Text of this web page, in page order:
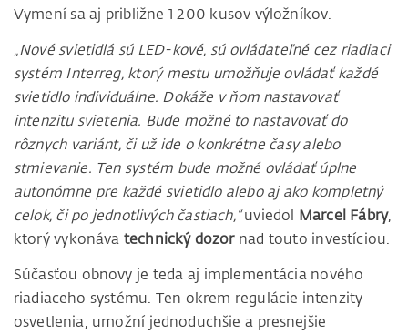
Vymení sa aj približne 1 200 kusov výložníkov.
„Nové svietidlá sú LED-kové, sú ovládateľné cez riadiaci
systém Interreg, ktorý mestu umožňuje ovládať každé
svietidlo individuálne. Dokáže v ňom nastavovať
intenzitu svietenia. Bude možné to nastavovať do
rôznych variánt, či už ide o konkrétne časy alebo
stmievanie. Ten systém bude možné ovládať úplne
autonómne pre každé svietidlo alebo aj ako kompletný
celok, či po jednotlivých častiach,“uviedol Marcel Fábry,
ktorý vykonáva technický dozornad touto investíciou.
Súčasťou obnovy je teda aj implementácia nového
riadiaceho systému. Ten okrem regulácie intenzity
osvetlenia, umožní jednoduchšie a presnejšie